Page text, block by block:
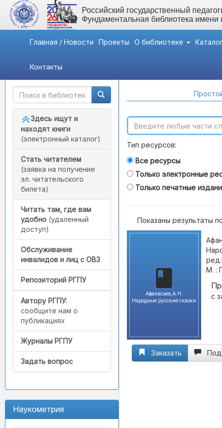
Российский государственный
Фундаментальная библиотека
Главная / Новости Проекты О библиотеке
Контакты
Быстрый доступ
Здесь ищут и
находят книги
(электронный каталог)
Стать читателем
(заявка на получение
эл. читательского
билета)
Читать там, где вам
удобно (удаленный
доступ)
Обслуживание
инвалидов и лиц с ОВЗ
Репозиторий РГПУ
Автору РГПУ:
сообщите нам о
публикациях
Журналы РГПУ
Задать вопрос
Наукометрия
Тип ресурсов:
Все ресурсы
Только электронные
Только печатные
Показаны результаты
Афанасьев,А.Н.
Народные русские сказки
М. :
с
Заказать